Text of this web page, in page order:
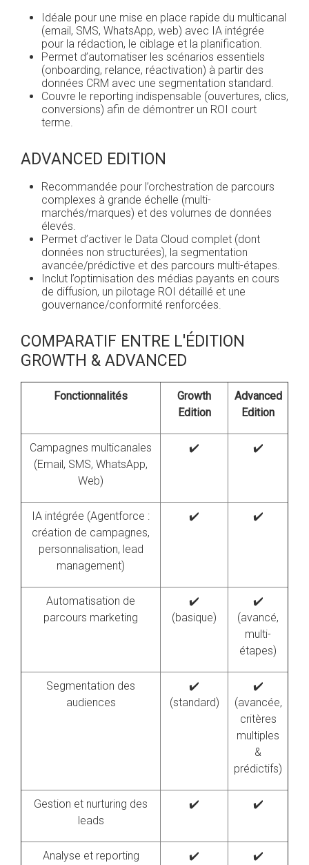
Idéale pour une mise en place rapide du multicanal
(email, SMS, WhatsApp, web) avec IA intégrée
pour la rédaction, le ciblage et la planification.
Permet d’automatiser les scénarios essentiels
(onboarding, relance, réactivation) à partir des
données CRM avec une segmentation standard.
Couvre le reporting indispensable (ouvertures, clics,
conversions) afin de démontrer un ROI court
terme.
ADVANCED EDITION
Recommandée pour l’orchestration de parcours
complexes à grande échelle (multi-
marchés/marques) et des volumes de données
élevés.
Permet d’activer le Data Cloud complet (dont
données non structurées), la segmentation
avancée/prédictive et des parcours multi-étapes.
Inclut l’optimisation des médias payants en cours
de diffusion, un pilotage ROI détaillé et une
gouvernance/conformité renforcées.
COMPARATIF ENTRE L'ÉDITION
GROWTH & ADVANCED
Fonctionnalités
Growth
Edition
Advanced
Edition
Campagnes multicanales
(Email, SMS, WhatsApp,
Web)
✔️ ✔️
IA intégrée (Agentforce :
création de campagnes,
personnalisation, lead
management)
✔️ ✔️
Automatisation de
parcours marketing
✔️
(basique)
✔️
(avancé,
multi-
étapes)
Segmentation des
audiences
✔️
(standard)
✔️
(avancée,
critères
multiples
&
prédictifs)
Gestion et nurturing des
leads
✔️ ✔️
Analyse et reporting
✔️
✔️